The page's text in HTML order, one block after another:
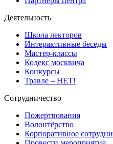
Деятельность
Школа лекторов
Интерактивные беседы
Мастер-классы
Кодекс москвича
Конкурсы
Травле – НЕТ!
Сотрудничество
Пожертвования
Волонтёрство
Корпоративное